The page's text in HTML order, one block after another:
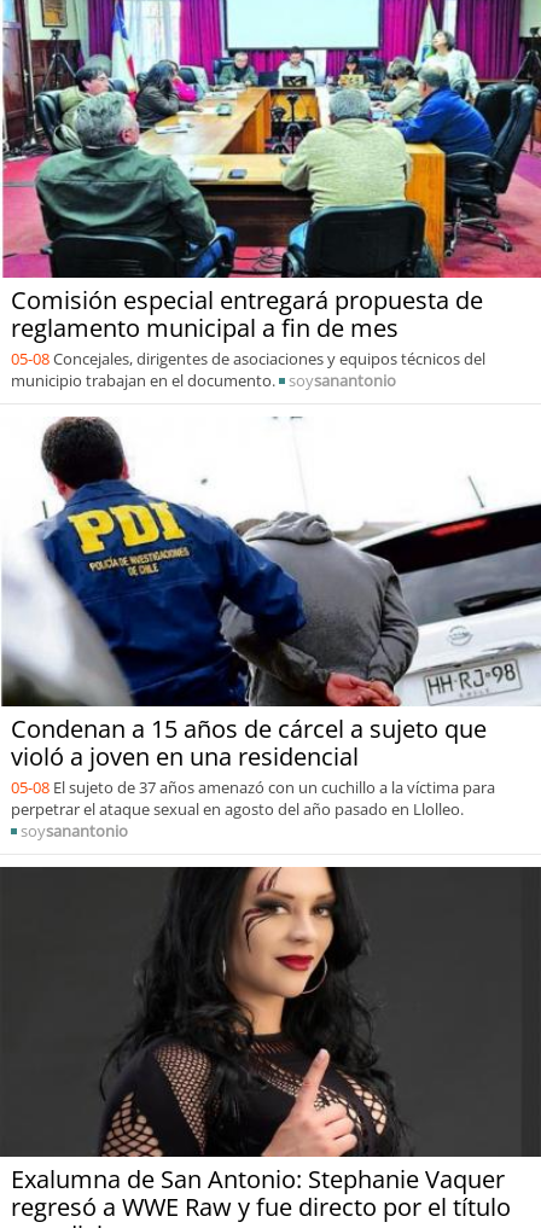
Comisión especial entregará propuesta de
reglamento municipal a fin de mes
05-08Concejales, dirigentes de asociaciones y equipos técnicos del
municipio trabajan en el documento.
soysanantonio
Condenan a 15 años de cárcel a sujeto que
violó a joven en una residencial
05-08 El sujeto de 37 años amenazó con un cuchillo a la víctima para
perpetrar el ataque sexual en agosto del año pasado en Llolleo.
soysanantonio
Exalumna de San Antonio: Stephanie Vaquer
regresó a WWE Raw y fue directo por el título